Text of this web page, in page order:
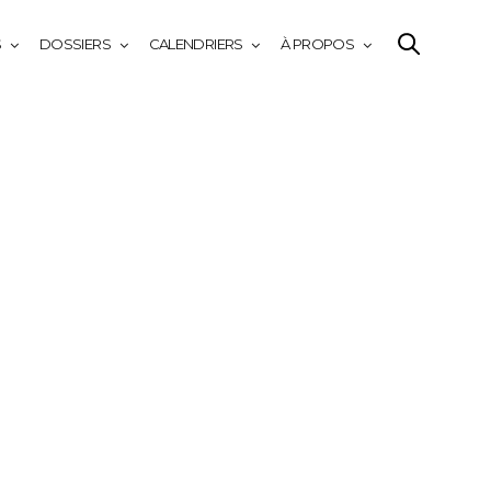
DOSSIERS CALENDRIERS À PROPOS